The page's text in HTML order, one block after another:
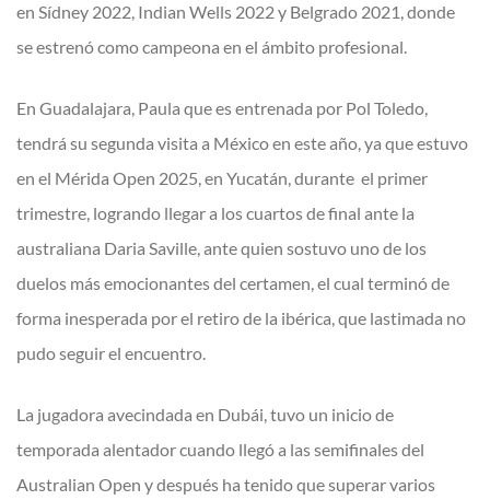
en Sídney 2022, Indian Wells 2022 y Belgrado 2021, donde
se estrenó como campeona en el ámbito profesional.
En Guadalajara, Paula que es entrenada por Pol Toledo,
tendrá su segunda visita a México en este año, ya que estuvo
en el Mérida Open 2025, en Yucatán, durante el primer
trimestre, logrando llegar a los cuartos de final ante la
australiana Daria Saville, ante quien sostuvo uno de los
duelos más emocionantes del certamen, el cual terminó de
forma inesperada por el retiro de la ibérica, que lastimada no
pudo seguir el encuentro.
La jugadora avecindada en Dubái, tuvo un inicio de
temporada alentador cuando llegó a las semifinales del
Australian Open y después ha tenido que superar varios